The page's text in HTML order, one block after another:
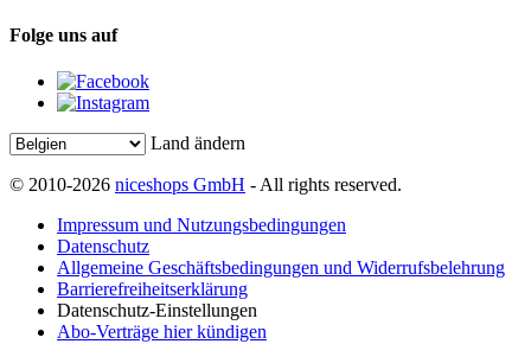
Folge uns auf
Land ändern
© 2010-2026 niceshops GmbH - All rights reserved.
Impressum und Nutzungsbedingungen
Datenschutz
Allgemeine Geschäftsbedingungen und Widerrufsbelehrung
Barrierefreiheitserklärung
Datenschutz-Einstellungen
Abo-Verträge hier kündigen